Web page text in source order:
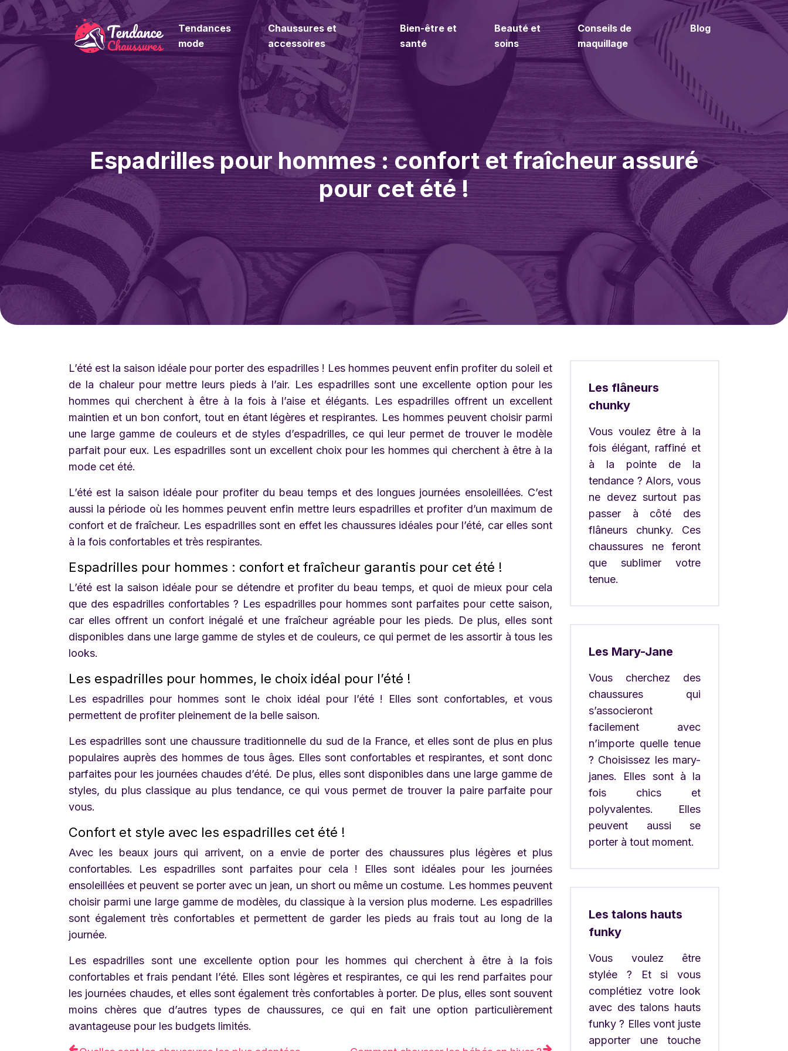
Tendances
mode
Chaussures et
accessoires
Bien-être et
santé
Beauté et
soins
Conseils de
maquillage
Blog
Espadrilles pour hommes : confort et fraîcheur assuré
pour cet été !
L’été est la saison idéale pour porter des espadrilles ! Les hommes peuvent enfin profiter du soleil et
de la chaleur pour mettre leurs pieds à l’air. Les espadrilles sont une excellente option pour les
hommes qui cherchent à être à la fois à l’aise et élégants. Les espadrilles offrent un excellent
maintien et un bon confort, tout en étant légères et respirantes. Les hommes peuvent choisir parmi
une large gamme de couleurs et de styles d’espadrilles, ce qui leur permet de trouver le modèle
parfait pour eux. Les espadrilles sont un excellent choix pour les hommes qui cherchent à être à la
mode cet été.
L’été est la saison idéale pour profiter du beau temps et des longues journées ensoleillées. C’est
aussi la période où les hommes peuvent enfin mettre leurs espadrilles et profiter d’un maximum de
confort et de fraîcheur. Les espadrilles sont en effet les chaussures idéales pour l’été, car elles sont
à la fois confortables et très respirantes.
Espadrilles pour hommes : confort et fraîcheur garantis pour cet été !
L’été est la saison idéale pour se détendre et profiter du beau temps, et quoi de mieux pour cela
que des espadrilles confortables ? Les espadrilles pour hommes sont parfaites pour cette saison,
car elles offrent un confort inégalé et une fraîcheur agréable pour les pieds. De plus, elles sont
disponibles dans une large gamme de styles et de couleurs, ce qui permet de les assortir à tous les
looks.
Les espadrilles pour hommes, le choix idéal pour l’été !
Les espadrilles pour hommes sont le choix idéal pour l’été ! Elles sont confortables, et vous
permettent de profiter pleinement de la belle saison.
Les espadrilles sont une chaussure traditionnelle du sud de la France, et elles sont de plus en plus
populaires auprès des hommes de tous âges. Elles sont confortables et respirantes, et sont donc
parfaites pour les journées chaudes d’été. De plus, elles sont disponibles dans une large gamme de
styles, du plus classique au plus tendance, ce qui vous permet de trouver la paire parfaite pour
vous.
Confort et style avec les espadrilles cet été !
Avec les beaux jours qui arrivent, on a envie de porter des chaussures plus légères et plus
confortables. Les espadrilles sont parfaites pour cela ! Elles sont idéales pour les journées
ensoleillées et peuvent se porter avec un jean, un short ou même un costume. Les hommes peuvent
choisir parmi une large gamme de modèles, du classique à la version plus moderne. Les espadrilles
sont également très confortables et permettent de garder les pieds au frais tout au long de la
journée.
Les espadrilles sont une excellente option pour les hommes qui cherchent à être à la fois
confortables et frais pendant l’été. Elles sont légères et respirantes, ce qui les rend parfaites pour
les journées chaudes, et elles sont également très confortables à porter. De plus, elles sont souvent
moins chères que d’autres types de chaussures, ce qui en fait une option particulièrement
avantageuse pour les budgets limités.
Les flâneurs
chunky
Vous voulez être à la
fois élégant, raffiné et
à la pointe de la
tendance ? Alors, vous
ne devez surtout pas
passer à côté des
flâneurs chunky. Ces
chaussures ne feront
que sublimer votre
tenue.
Les Mary-Jane
Vous cherchez des
chaussures qui
s’associeront
facilement avec
n’importe quelle tenue
? Choisissez les mary-
janes. Elles sont à la
fois chics et
polyvalentes. Elles
peuvent aussi se
porter à tout moment.
Les talons hauts
funky
Vous voulez être
stylée ? Et si vous
complétiez votre look
avec des talons hauts
funky ? Elles vont juste
apporter une touche